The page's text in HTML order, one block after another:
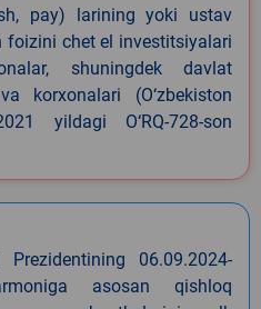
pay) larining yoki ustav
foizini chet el investitsiyalari
shuningdek davlat
korxonalari (O‘zbekiston
yildagi O‘RQ-728-son
Prezidentining 06.09.2024-
asosan qishloq